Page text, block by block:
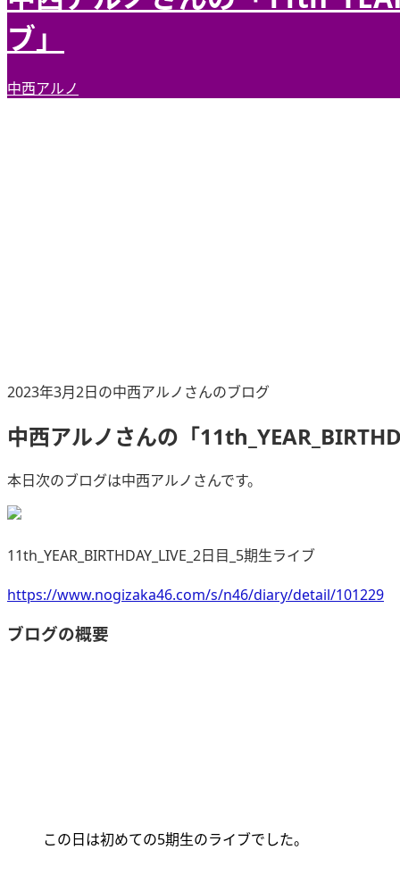
ブ」
中西アルノ
2023年3月2日の中西アルノさんのブログ
中西アルノさんの「
本日次のブログは中西アルノさんです。
11th_YEAR_BIRTHDAY_LIVE_2日目_5期生ライブ
https://www.nogizaka46.com/s/n46/diary/detail/101229
ブログの概要
この日は初めての5期生のライブでした。